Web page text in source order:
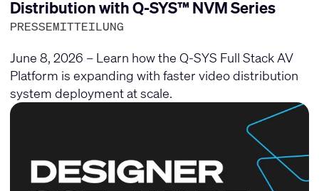
Distribution with Q-SYS™ NVM Series
PRESSEMITTEILUNG
June 8, 2026 – Learn how the Q-SYS Full Stack AV
Platform is expanding with faster video distribution
system deployment at scale.